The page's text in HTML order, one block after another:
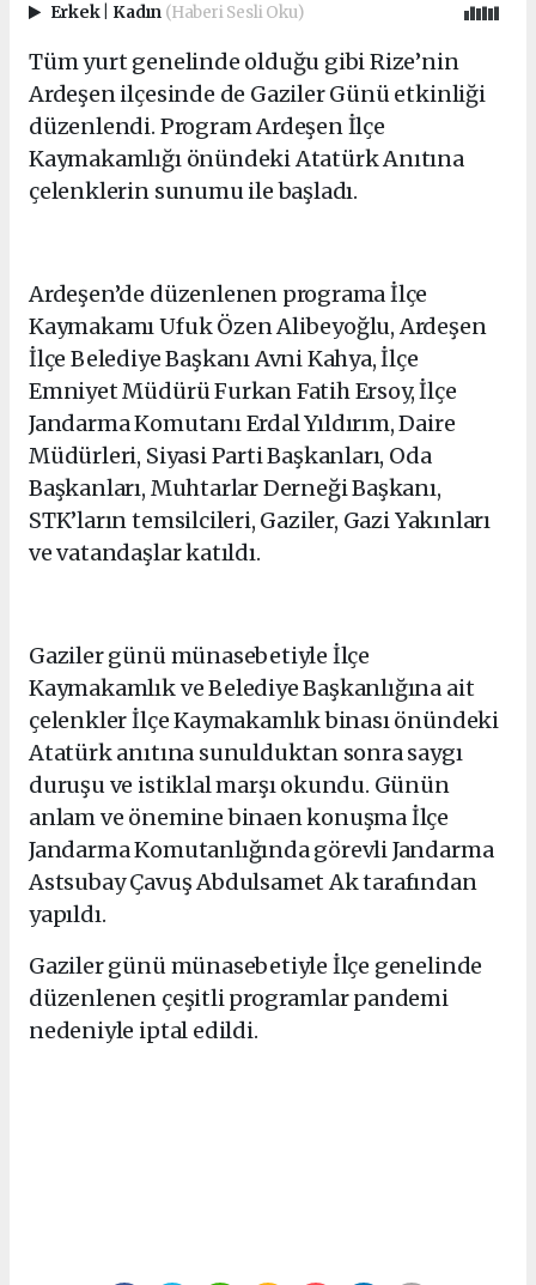
Erkek Kadın (Haberi Sesli Oku)
Tüm yurt genelinde olduğu gibi Rize’nin
Ardeşen ilçesinde de Gaziler Günü etkinliği
düzenlendi. Program Ardeşen İlçe
Kaymakamlığı önündeki Atatürk Anıtına
çelenklerin sunumu ile başladı.
Ardeşen’de düzenlenen programa İlçe
Kaymakamı Ufuk Özen Alibeyoğlu, Ardeşen
İlçe Belediye Başkanı Avni Kahya, İlçe
Emniyet Müdürü Furkan Fatih Ersoy, İlçe
Jandarma Komutanı Erdal Yıldırım, Daire
Müdürleri, Siyasi Parti Başkanları, Oda
Başkanları, Muhtarlar Derneği Başkanı,
STK’ların temsilcileri, Gaziler, Gazi Yakınları
ve vatandaşlar katıldı.
Gaziler günü münasebetiyle İlçe
Kaymakamlık ve Belediye Başkanlığına ait
çelenkler İlçe Kaymakamlık binası önündeki
Atatürk anıtına sunulduktan sonra saygı
duruşu ve istiklal marşı okundu. Günün
anlam ve önemine binaen konuşma İlçe
Jandarma Komutanlığında görevli Jandarma
Astsubay Çavuş Abdulsamet Ak tarafından
yapıldı.
Gaziler günü münasebetiyle İlçe genelinde
düzenlenen çeşitli programlar pandemi
nedeniyle iptal edildi.